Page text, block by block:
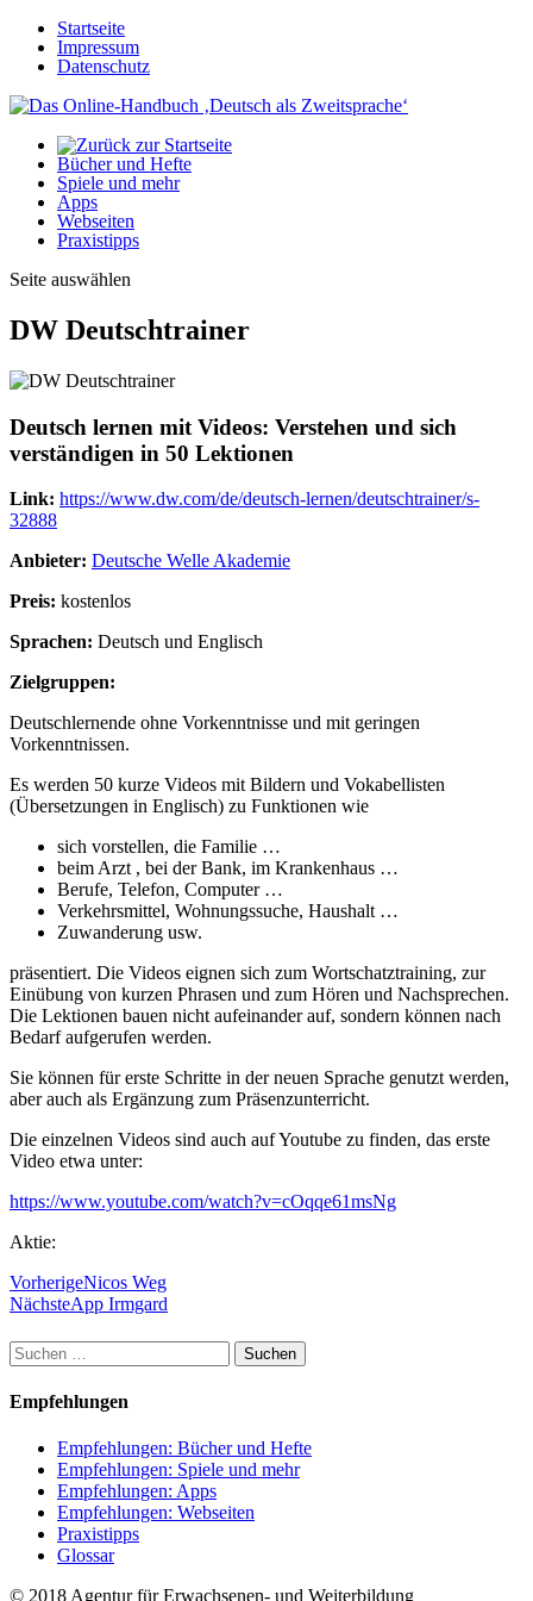
Startseite
Impressum
Datenschutz
Bücher und Hefte
Spiele und mehr
Apps
Webseiten
Praxistipps
Seite auswählen
DW Deutschtrainer
Deutsch lernen mit Videos: Verstehen und sich
verständigen in 50 Lektionen
Link: https://www.dw.com/de/deutsch-lernen/deutschtrainer/s-
32888
Anbieter: Deutsche Welle Akademie
Preis: kostenlos
Sprachen: Deutsch und Englisch
Zielgruppen:
Deutschlernende ohne Vorkenntnisse und mit geringen
Vorkenntnissen.
Es werden 50 kurze Videos mit Bildern und Vokabellisten
(Übersetzungen in Englisch) zu Funktionen wie
sich vorstellen, die Familie …
beim Arzt , bei der Bank, im Krankenhaus …
Berufe, Telefon, Computer …
Verkehrsmittel, Wohnungssuche, Haushalt …
Zuwanderung usw.
präsentiert. Die Videos eignen sich zum Wortschatztraining, zur
Einübung von kurzen Phrasen und zum Hören und Nachsprechen.
Die Lektionen bauen nicht aufeinander auf, sondern können nach
Bedarf aufgerufen werden.
Sie können für erste Schritte in der neuen Sprache genutzt werden,
aber auch als Ergänzung zum Präsenzunterricht.
Die einzelnen Videos sind auch auf Youtube zu finden, das erste
Video etwa unter:
https://www.youtube.com/watch?v=cOqqe61msNg
Aktie:
VorherigeNicos Weg
NächsteApp Irmgard
Suchen
nach:
Empfehlungen
Empfehlungen: Bücher und Hefte
Empfehlungen: Spiele und mehr
Empfehlungen: Apps
Empfehlungen: Webseiten
Praxistipps
Glossar
© 2018 Agentur für Erwachsenen- und Weiterbildung